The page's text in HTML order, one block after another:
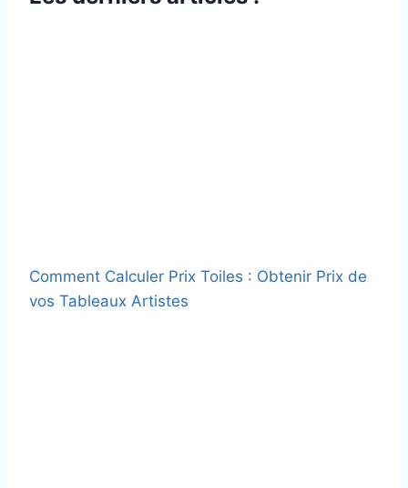
Comment Calculer Prix Toiles : Obtenir Prix de
vos Tableaux Artistes